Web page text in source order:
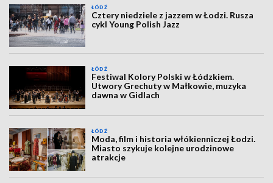
ŁÓDŹ
Cztery niedziele z jazzem w Łodzi. Rusza
cykl Young Polish Jazz
ŁÓDŹ
Festiwal Kolory Polski w Łódzkiem.
Utwory Grechuty w Małkowie, muzyka
dawna w Gidlach
ŁÓDŹ
Moda, film i historia włókienniczej Łodzi.
Miasto szykuje kolejne urodzinowe
atrakcje